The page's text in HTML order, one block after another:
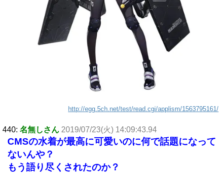
http://egg.5ch.net/test/read.cgi/applism/1563795161/
440: 名無しさん 2019/07/23(火) 14:09:43.94
CMSの水着が最高に可愛いのに何で話題になって
ないんや？
もう語り尽くされたのか？